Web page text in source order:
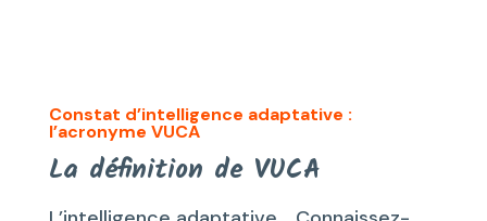
Constat d’intelligence adaptative :
l’acronyme VUCA
La définition de VUCA